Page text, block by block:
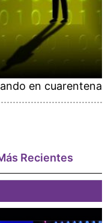
en cuarentena
Recientes